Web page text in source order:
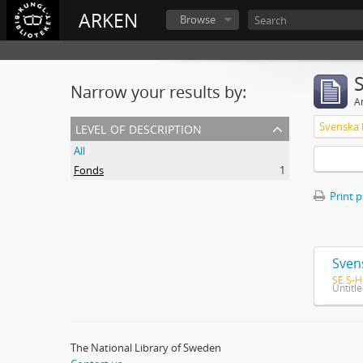
ARKEN Browse
Narrow your results by:
level of description
All
Fonds
1
Print
SE S-
The National Library of Sweden